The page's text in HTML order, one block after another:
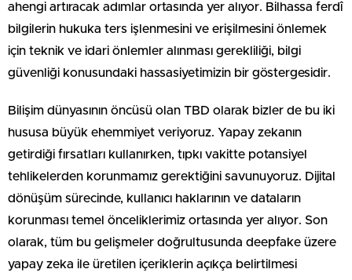
ahengi artıracak adımlar ortasında yer alıyor. Bilhassa ferdî
bilgilerin hukuka ters işlenmesini ve erişilmesini önlemek
için teknik ve idari önlemler alınması gerekliliği, bilgi
güvenliği konusundaki hassasiyetimizin bir göstergesidir.
Bilişim dünyasının öncüsü olan TBD olarak bizler de bu iki
hususa büyük ehemmiyet veriyoruz. Yapay zekanın
getirdiği fırsatları kullanırken, tıpkı vakitte potansiyel
tehlikelerden korunmamız gerektiğini savunuyoruz. Dijital
dönüşüm sürecinde, kullanıcı haklarının ve dataların
korunması temel önceliklerimiz ortasında yer alıyor. Son
olarak, tüm bu gelişmeler doğrultusunda deepfake üzere
yapay zeka ile üretilen içeriklerin açıkça belirtilmesi